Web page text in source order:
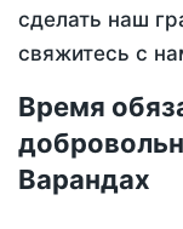
сделать наш
свяжитесь с
Время
Варандах